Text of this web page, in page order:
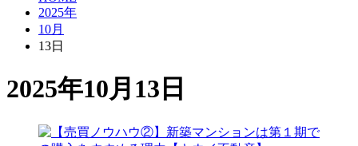
2025年
10月
13日
2025年10月13日